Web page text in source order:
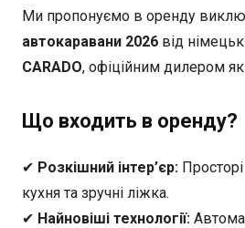
Ми пропонуємо в оренду
автокаравани 2026 від
CARADO, офіційним дилером
Що входить в оренду?
✔ Розкішний інтер’єр:
кухня та зручні ліжка.
✔ Найновіші технології: